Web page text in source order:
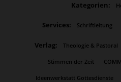
Kategorien:
Services: Schriftleitung
Verlag: Theologie & Pastoral
Stimmen der Zeit
Ideenwerkstatt Gottesdienste